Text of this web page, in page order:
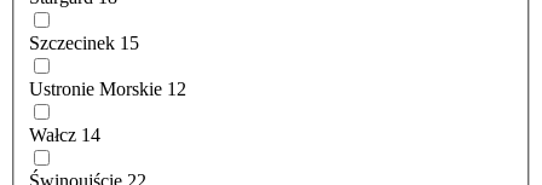
Szczecinek 15
Ustronie Morskie 12
Wałcz 14